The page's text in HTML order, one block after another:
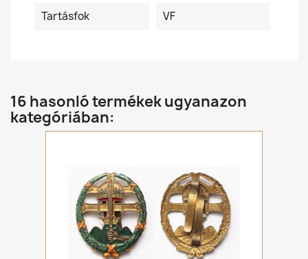
Tartásfok
VF
16 hasonló termékek ugyanazon
kategóriában: